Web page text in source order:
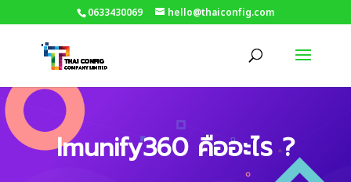
0633430069 hello@thaiconfig.com
Imunify360 คืออะไร ?